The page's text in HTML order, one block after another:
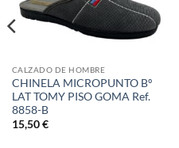
CALZADO DE HOMBRE
CHINELA MICROPUNTO Bº
LAT TOMY PISO GOMA Ref.
8858-B
15,50€